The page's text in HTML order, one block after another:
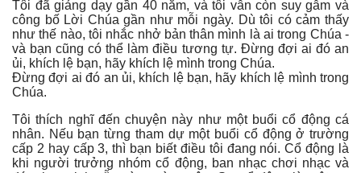
Tôi đã giảng dạy gần 40 năm, và tôi vẫn còn suy gẫm và
công bố Lời Chúa gần như mỗi ngày. Dù tôi có cảm thấy
như thế nào, tôi nhắc nhở bản thân mình là ai trong Chúa -
và bạn cũng có thể làm điều tương tự. Đừng đợi ai đó an
ủi, khích lệ bạn, hãy khích lệ mình trong Chúa.
Đừng đợi ai đó an ủi, khích lệ bạn, hãy khích lệ mình trong
Chúa.
Tôi thích nghĩ đến chuyện này như một buổi cổ động cá
nhân. Nếu bạn từng tham dự một buổi cổ động ở trường
cấp 2 hay cấp 3, thì bạn biết điều tôi đang nói. Cổ động là
khi người trưởng nhóm cổ động, ban nhạc chơi nhạc và